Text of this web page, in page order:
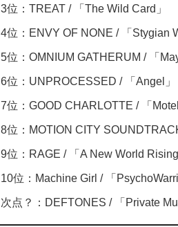
3位：TREAT / 「The Wild Card」
4位：ENVY OF NONE / 「Stygian
5位：OMNIUM GATHERUM / 「
6位：UNPROCESSED / 「Angel」
7位：GOOD CHARLOTTE / 「Motel
8位：MOTION CITY
9位：RAGE / 「A New World Rising
10位：Machine Girl / 「
次点？：DEFTONES / 「Private